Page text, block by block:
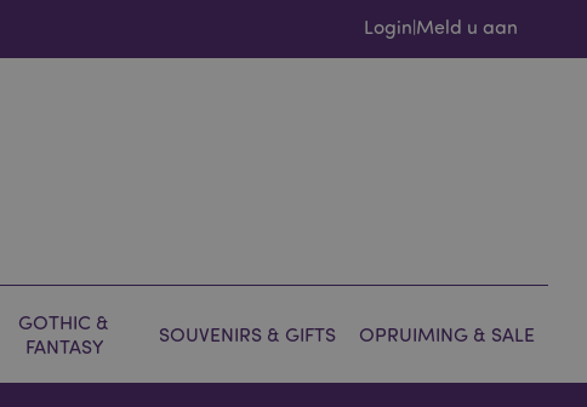
Login|Meld u aan
GOTHIC &
FANTASY
SOUVENIRS & GIFTS OPRUIMING & SALE